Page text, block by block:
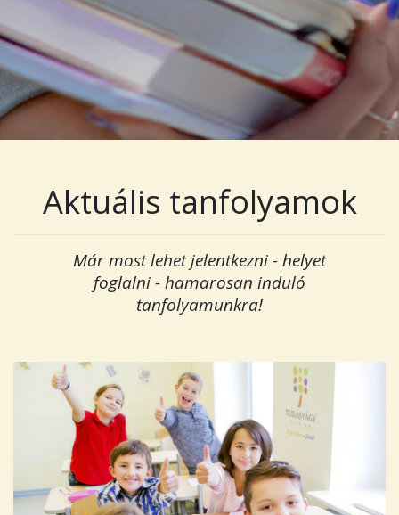
Aktuális tanfolyamok
Már most lehet jelentkezni - helyet
foglalni - hamarosan induló
tanfolyamunkra!